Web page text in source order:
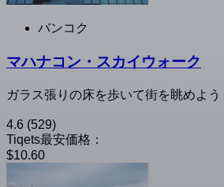
バンコク
マハナコン・スカイウォーク
ガラス張りの床を歩いて街を眺めよう
4.6 (529)
Tiqets最安価格：
$10.60